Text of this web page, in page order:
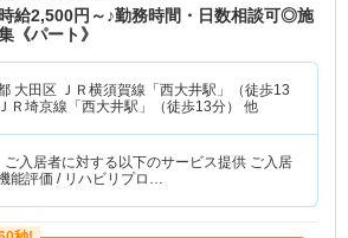
時給2,500円～♪勤務時間・日数相談可◎施
《パート》
大田区 ＪＲ横須賀線「西大井駅」（徒歩13
Ｒ埼京線「西大井駅」（徒歩13分） 他
ご入居者に対する以下のサービス提供 ご入居
能評価 / リハビリプロ…